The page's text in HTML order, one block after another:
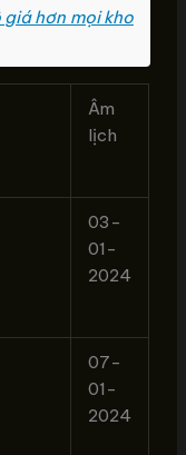
hơn mọi kho
Âm
lịch
03-
01-
2024
07-
01-
2024